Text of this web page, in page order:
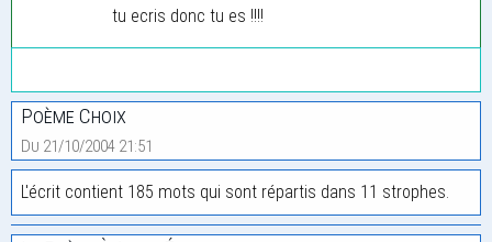
tu ecris donc tu es !!!!
Poème Choix
Du 21/10/2004 21:51
L'écrit contient 185 mots qui sont répartis dans 11 strophes.